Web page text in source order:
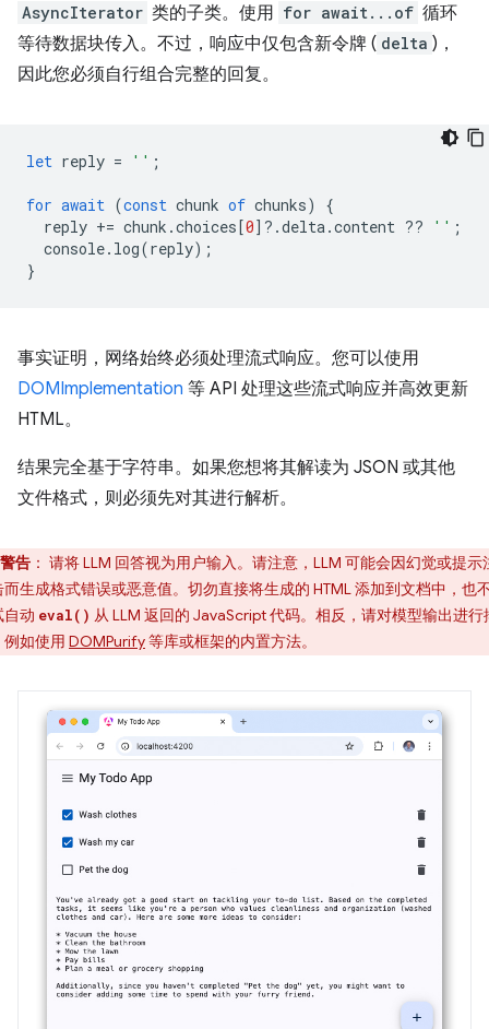
AsyncIterator 类的子类。使用 for await...of 循环
等待数据块传入。不过，响应中仅包含新令牌 ( delta )，
因此您必须自行组合完整的回复。
let reply = '' ;
for await (const chunk of chunks)
{
reply += chunk .choices[0] ? .delta.content ?? '' ;
console. log(reply);
}
事实证明，网络始终必须处理流式响应。您可以使用
DOMImplementation 等 API 处理这些流式响应并高效更新
HTML。
结果完全基于字符串。如果您想将其解读为 JSON 或其他
文件格式，则必须先对其进行解析。
警告 ： 请将 LLM 回答视为用户输入。请注意，LLM 可能会因幻觉或提示
而生成格式错误或恶意值。切勿直接将生成的 HTML 添加到文档中，也
自动 eval() 从 LLM 返回的 JavaScript 代码。相反，请对模型输出进行
例如使用 DOMPurify等库或框架的内置方法。